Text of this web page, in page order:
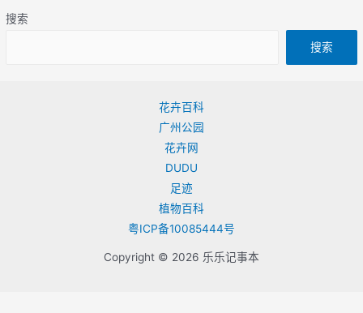
搜索
搜索
花卉百科
广州公园
花卉网
DUDU
足迹
植物百科
粤ICP备10085444号
Copyright © 2026 乐乐记事本